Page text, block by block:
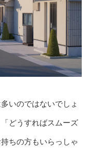
いのではないでしょ
どうすればスムーズ
ちの方もいらっしゃ